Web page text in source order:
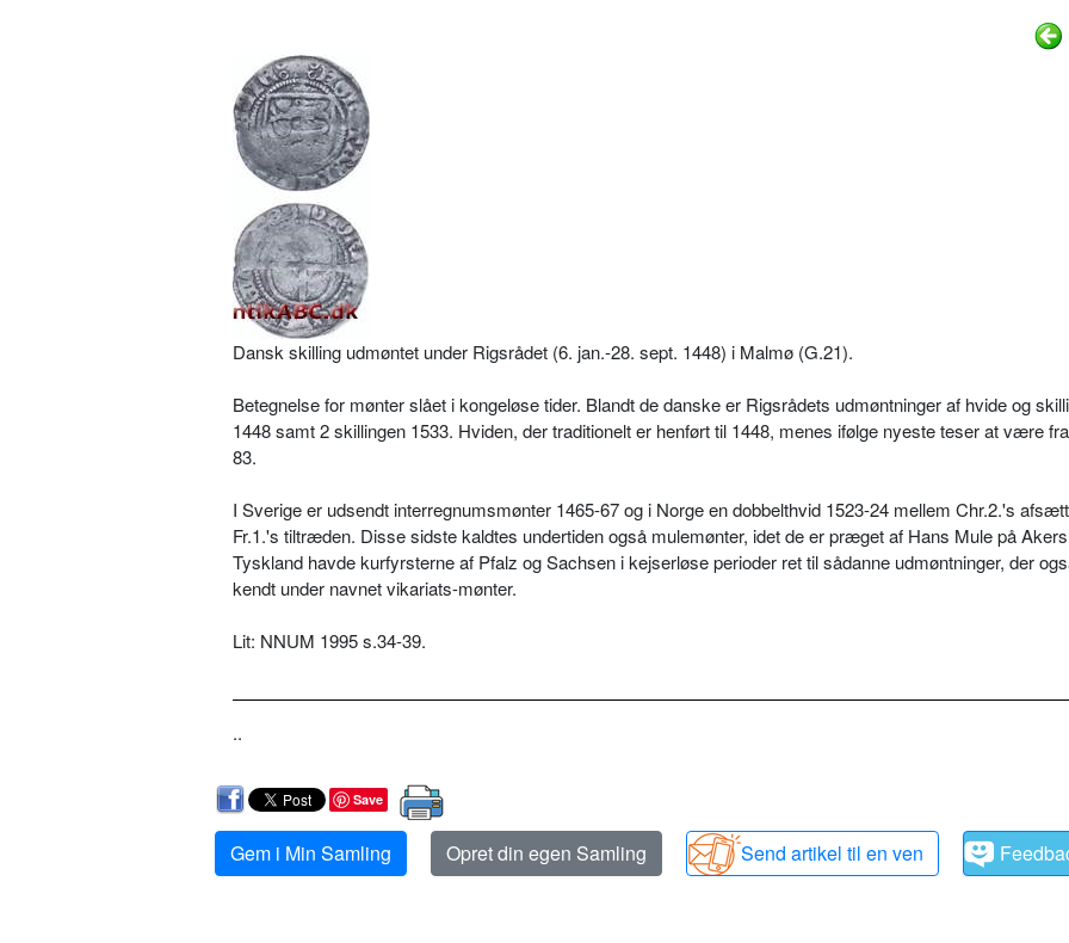
Dansk skilling udmøntet under Rigsrådet (6. jan.-28. sept. 1448) i Malmø (G.21).
Betegnelse for mønter slået i kongeløse tider. Blandt de danske er Rigsrådets udmøntninger af hvide og
1448 samt 2 skillingen 1533. Hviden, der traditionelt er henført til 1448, menes ifølge nyeste teser at være
83.
I Sverige er udsendt interregnumsmønter 1465-67 og i Norge en dobbelthvid 1523-24 mellem Chr.2.'s
Fr.1.'s tiltræden. Disse sidste kaldtes undertiden også mulemønter, idet de er præget af Hans Mule på
Tyskland havde kurfyrsterne af Pfalz og Sachsen i kejserløse perioder ret til sådanne udmøntninger, der
kendt under navnet vikariats-mønter.
Lit: NNUM 1995 s.34-39.
..
Save
Gem i Min Samling Opret din egen Samling Send artikel til en ven